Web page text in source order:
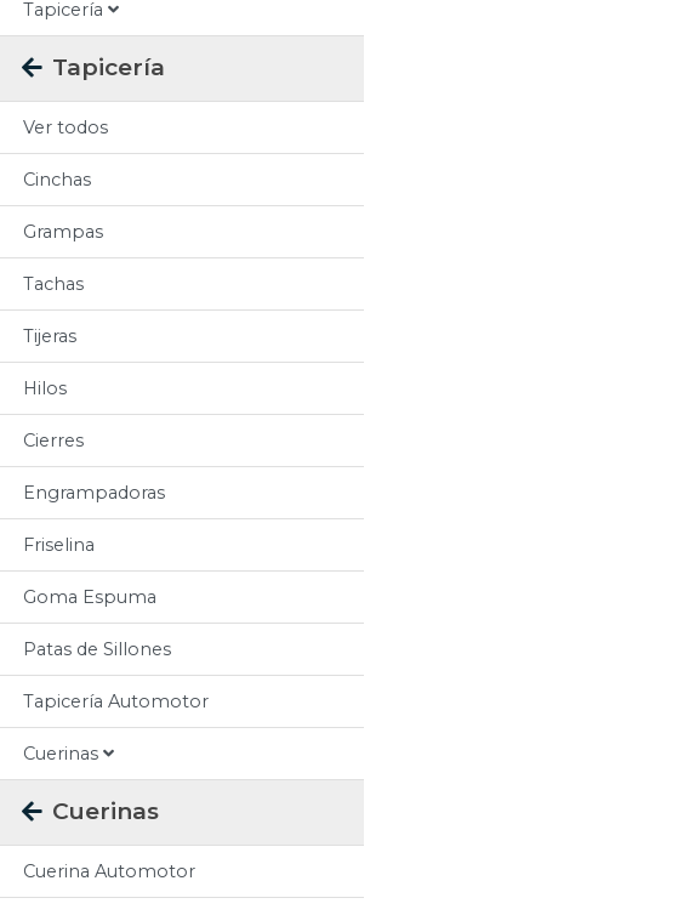
Tapicería
Tapicería
Ver todos
Cinchas
Grampas
Tachas
Tijeras
Hilos
Cierres
Engrampadoras
Friselina
Goma Espuma
Patas de Sillones
Tapicería Automotor
Cuerinas
Cuerinas
Cuerina Automotor